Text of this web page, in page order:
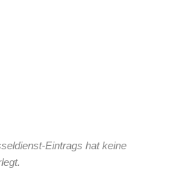
Eintrags hat keine